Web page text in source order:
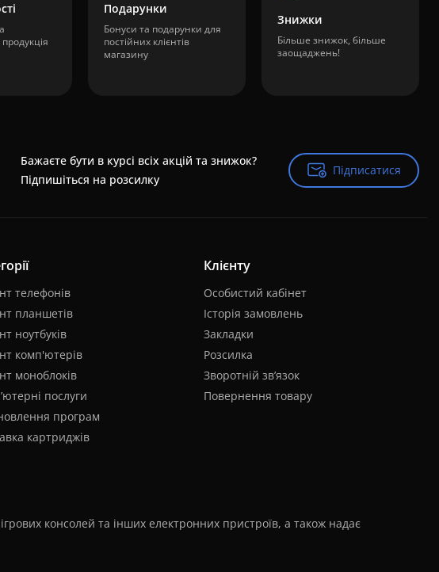
Подарунки
Бонуси та подарунки для
постійних клієнтів
магазину
Знижки
Більше знижок, більше
заощаджень!
Бажаєте бути в курсі всіх акцій та знижок?
Підпишіться на розсилку
Підписатися
Підписатися
телефонів
планшетів
ноутбуків
комп'ютерів
моноблоків
послуги
програм
картриджів
Клієнту
Особистий кабінет
Історія замовлень
Закладки
Розсилка
Зворотній зв’язок
Повернення товару
консолей та інших електронних пристроїв, а також надає